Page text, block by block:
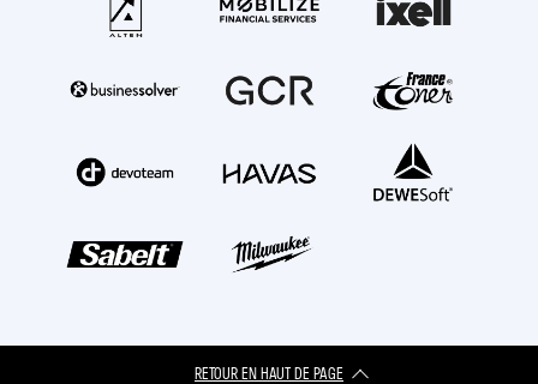
RETOUR EN HAUT DE PAGE